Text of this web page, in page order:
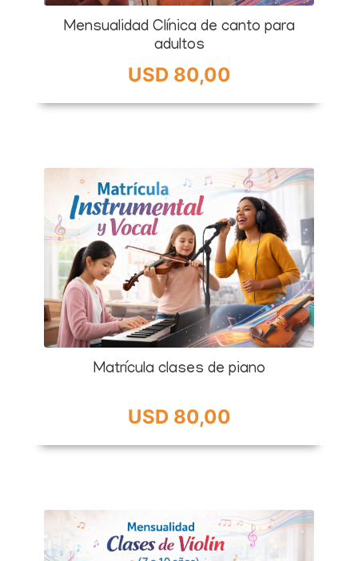
Mensualidad Clínica de canto para
adultos
USD 80,00
Matrícula clases de piano
USD 80,00